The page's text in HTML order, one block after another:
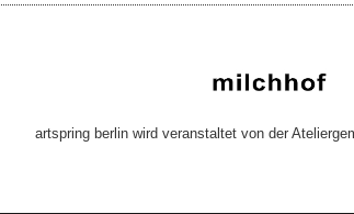
artspring berlin wird veranstaltet von der